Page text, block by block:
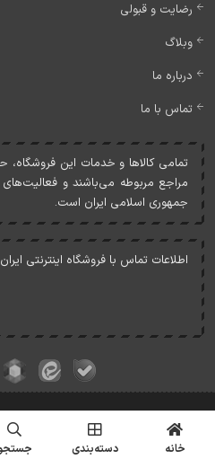
رضایت و قبولی
وبلاگ
درباره ما
تماس با ما
تمامی کالاها و خدمات اين
مراجع مربوطه می‌باشند و
جمهوری اسلامی ايران است.
اطلاعات تماس با فروشگاه اینترنتی
کلیه حقوق این وبسایت
© Copyrights - IranArze.ir - 1405
خانه دسته‌بندی